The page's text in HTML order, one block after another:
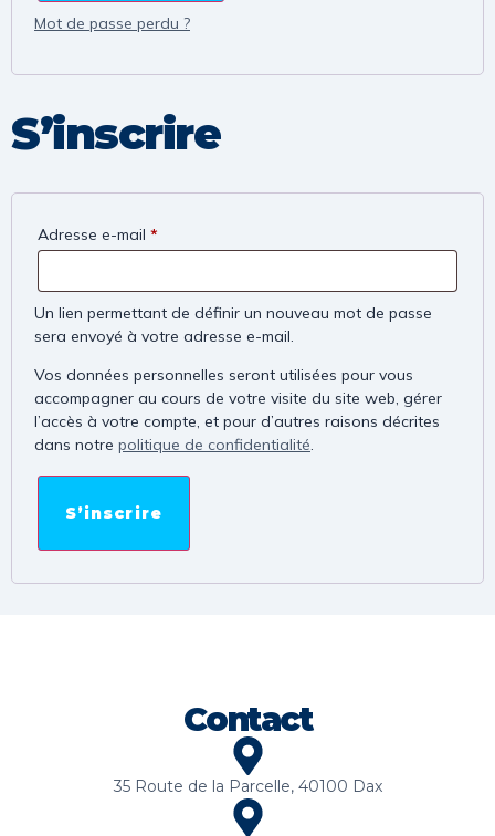
Mot de passe perdu ?
S’inscrire
Adresse e-mail *
Un lien permettant de définir un nouveau mot de passe
sera envoyé à votre adresse e-mail.
Vos données personnelles seront utilisées pour vous
accompagner au cours de votre visite du site web, gérer
l’accès à votre compte, et pour d’autres raisons décrites
dans notre politique de confidentialité.
S’inscrire
Contact
35 Route de la Parcelle, 40100 Dax